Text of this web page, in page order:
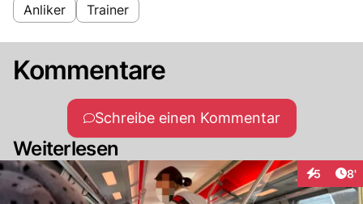
Anliker
Trainer
Kommentare
Schreibe einen Kommentar
Weiterlesen
5 8'